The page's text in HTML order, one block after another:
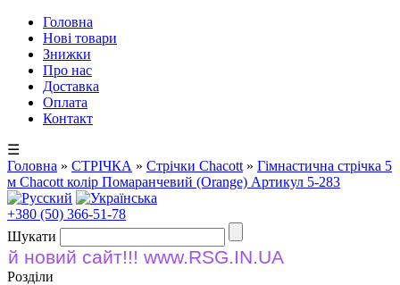
Головна
Нові товари
Знижки
Про нас
Доставка
Оплата
Контакт
☰
Головна » СТРІЧКА » Стрічки Chacott » Гімнастична стрічка 5
м Chacott колір Помаранчевий (Orange) Артикул 5-283
+380 (50) 366-51-78
Шукати
сайт!!! www.RSG.IN.UA
Розділи